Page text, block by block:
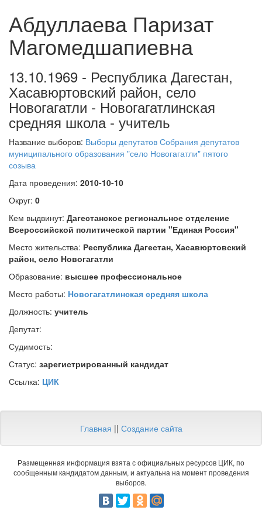
Абдуллаева Паризат
Магомедшапиевна
13.10.1969 - Республика Дагестан,
Хасавюртовский район, село
Новогагатли - Новогагатлинская
средняя школа - учитель
Название выборов: Выборы депутатов Собрания депутатов
муниципального образования "село Новогагатли" пятого
созыва
Дата проведения: 2010-10-10
Округ: 0
Кем выдвинут: Дагестанское региональное отделение
Всероссийской политической партии "Единая Россия"
Место жительства: Республика Дагестан, Хасавюртовский
район, село Новогагатли
Образование: высшее профессиональное
Место работы: Новогагатлинская средняя школа
Должность: учитель
Депутат:
Судимость:
Статус: зарегистрированный кандидат
Ссылка: ЦИК
Главная || Создание сайта
Размещенная информация взята с официальных ресурсов ЦИК, по
сообщенным кандидатом данным, и актуальна на момент проведения
выборов.